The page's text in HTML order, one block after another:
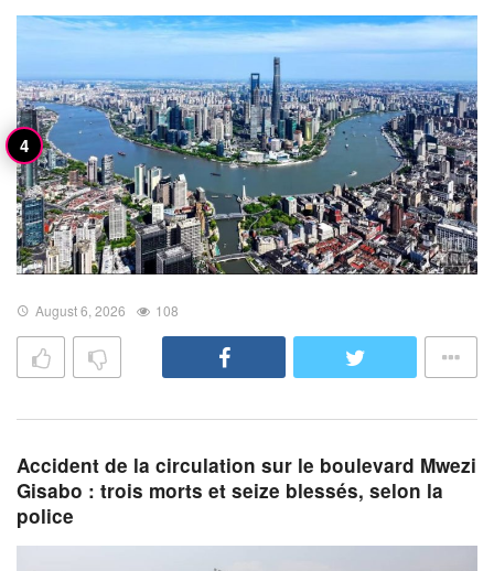
August 6, 2026 108
Accident de la circulation sur le boulevard Mwezi
Gisabo : trois morts et seize blessés, selon la
police